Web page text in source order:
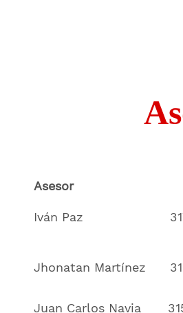
Asesor
Iván Paz
Jhonatan Martínez
Juan Carlos Navia